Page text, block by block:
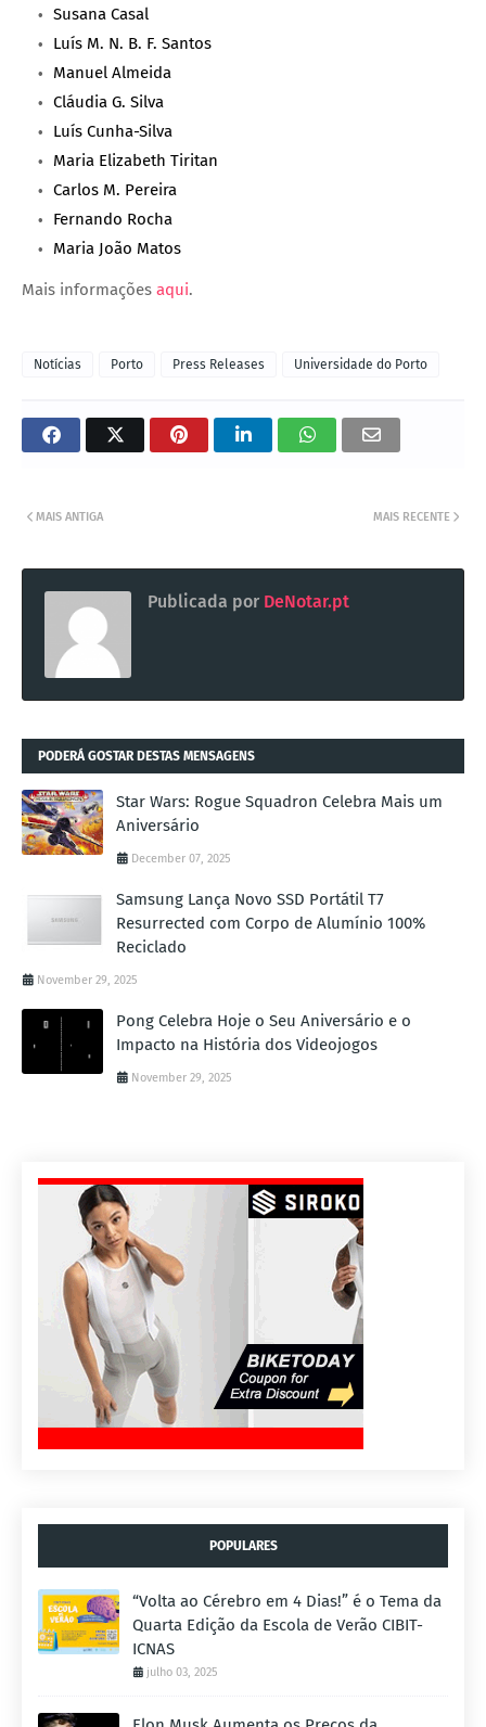
Susana Casal
Luís M. N. B. F. Santos
Manuel Almeida
Cláudia G. Silva
Luís Cunha-Silva
Maria Elizabeth Tiritan
Carlos M. Pereira
Fernando Rocha
Maria João Matos
Mais informações aqui.
Notícias Porto Press Releases Universidade do Porto
MAIS RECENTE
MAIS ANTIGA
Publicada por DeNotar.pt
PODERÁ GOSTAR DESTAS MENSAGENS
Star Wars: Rogue Squadron Celebra Mais um
Aniversário
December 07, 2025
Samsung Lança Novo SSD Portátil T7
Resurrected com Corpo de Alumínio 100%
Reciclado
November 29, 2025
Pong Celebra Hoje o Seu Aniversário e o
Impacto na História dos Videojogos
November 29, 2025
POPULARES
“Volta ao Cérebro em 4 Dias!” é o Tema da
Quarta Edição da Escola de Verão CIBIT-
ICNAS
julho 03, 2025